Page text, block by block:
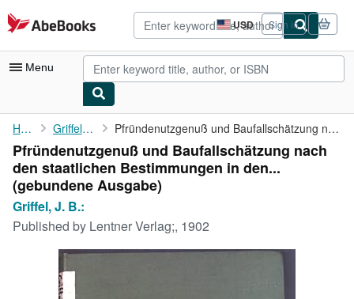
Skip to main content
AbeBooks.com USD
Site
shopping
preferences
Sign in
Menu
My Account
My Purchases
Advanced Search
Browse Collections
Textbooks
Home Griffel, J. B.: Pfründenutzgenuß und Baufallschätzung nach den staatlichen ...
Pfründenutzgenuß und Baufallschätzung nach
den staatlichen Bestimmungen in den...
(gebundene Ausgabe)
Griffel, J. B.:
Published by Lentner Verlag;, 1902